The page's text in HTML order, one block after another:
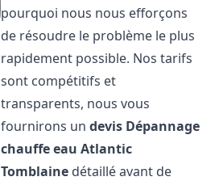
pourquoi nous nous efforçons
de résoudre le problème le plus
rapidement possible. Nos tarifs
sont compétitifs et
transparents, nous vous
fournirons undevis Dépannage
chauffe eau Atlantic
Tomblaine détaillé avant de